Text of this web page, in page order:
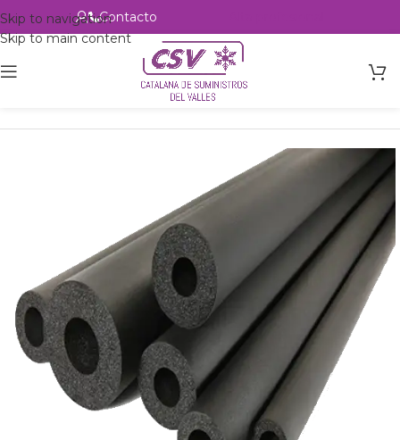
Skip to navigation
Skip to main content
Contacto
Accesorios Aislante